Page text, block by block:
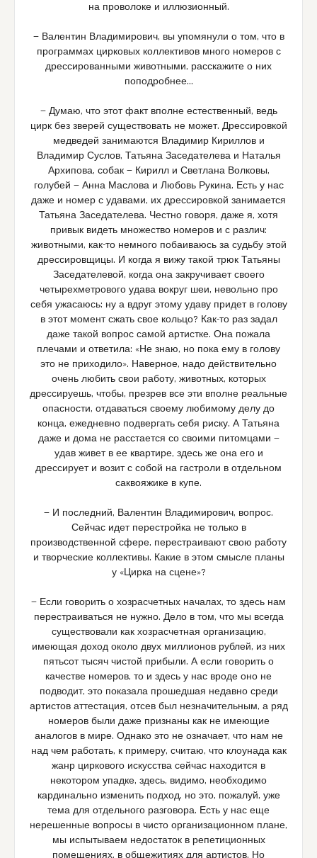
на проволоке и иллюзионный.
— Валентин Владимирович, вы упомянули о том, что в
программах цирковых коллективов много номеров с
дрессированными животными, расскажите о них
поподробнее…
— Думаю, что этот факт вполне естественный, ведь
цирк без зверей существовать не может. Дрессировкой
медведей занимаются Владимир Кириллов и
Владимир Суслов, Татьяна Заседателева и Наталья
Архипова, собак — Кирилл и Светлана Волковы,
голубей — Анна Маслова и Любовь Рукина. Есть у нас
даже и номер с удавами, их дрессировкой занимается
Татьяна Заседателева. Честно говоря, даже я, хотя
привык видеть множество номеров и с различ:
животными, как-то немного побаиваюсь за судьбу этой
дрессировщицы. И когда я вижу такой трюк Татьяны
Заседателевой, когда она закручивает своего
четырехметрового удава вокруг шеи, невольно про
себя ужасаюсь: ну а вдруг этому удаву придет в голову
в этот момент сжать свое кольцо? Как-то раз задал
даже такой вопрос самой артистке. Она пожала
плечами и ответила: «Не знаю, но пока ему в голову
это не приходило». Наверное, надо действительно
очень любить свои работу, животных, которых
дрессируешь, чтобы, презрев все эти вполне реальные
опасности, отдаваться своему любимому делу до
конца, ежедневно подвергать себя риску. А Татьяна
даже и дома не расстается со своими питомцами —
удав живет в ее квартире, здесь же она его и
дрессирует и возит с собой на гастроли в отдельном
саквояжике в купе.
— И последний, Валентин Владимирович, вопрос.
Сейчас идет перестройка не только в
производственной сфере, перестраивают свою работу
и творческие коллективы. Какие в этом смысле планы
у «Цирка на сцене»?
— Если говорить о хозрасчетных началах, то здесь нам
перестраиваться не нужно. Дело в том, что мы всегда
существовали как хозрасчетная организацию,
имеющая доход около двух миллионов рублей, из них
пятьсот тысяч чистой прибыли. А если говорить о
качестве номеров, то и здесь у нас вроде оно не
подводит, это показала прошедшая недавно среди
артистов аттестация, отсев был незначительным, а ряд
номеров были даже признаны как не имеющие
аналогов в мире. Однако это не означает, что нам не
над чем работать, к примеру, считаю, что клоунада как
жанр циркового искусства сейчас находится в
некотором упадке, здесь, видимо, необходимо
кардинально изменить подход, но это, пожалуй, уже
тема для отдельного разговора. Есть у нас еще
нерешенные вопросы в чисто организационном плане,
мы испытываем недостаток в репетиционных
помещениях, в общежитиях для артистов. Но